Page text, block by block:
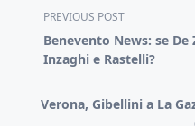
<span
class="nav-
subtitle
reader-
PREVIOUS POST
Benevento News: se
Inzaghi e Rastelli?
Verona, Gibellini a La